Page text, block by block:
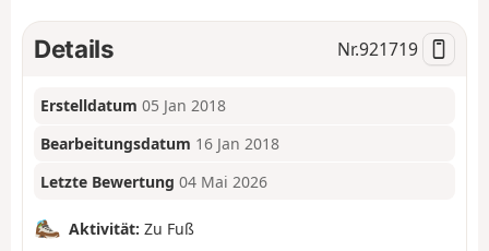
Details Nr.921719
Erstelldatum 05 Jan 2018
Bearbeitungsdatum 16 Jan 2018
Letzte Bewertung 04 Mai 2026
Aktivität: Zu Fuß